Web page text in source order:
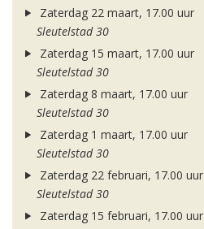
Zaterdag 22 maart, 17.00 uur
Sleutelstad 30
Zaterdag 15 maart, 17.00 uur
Sleutelstad 30
Zaterdag 8 maart, 17.00 uur
Sleutelstad 30
Zaterdag 1 maart, 17.00 uur
Sleutelstad 30
Zaterdag 22 februari, 17.00 uur
Sleutelstad 30
Zaterdag 15 februari, 17.00 uur